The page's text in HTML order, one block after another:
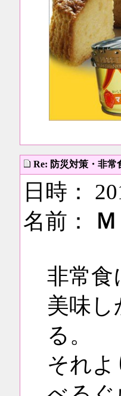
Re: 防災対策・非常
日時：
名前：
非常食
美味
る。
それ